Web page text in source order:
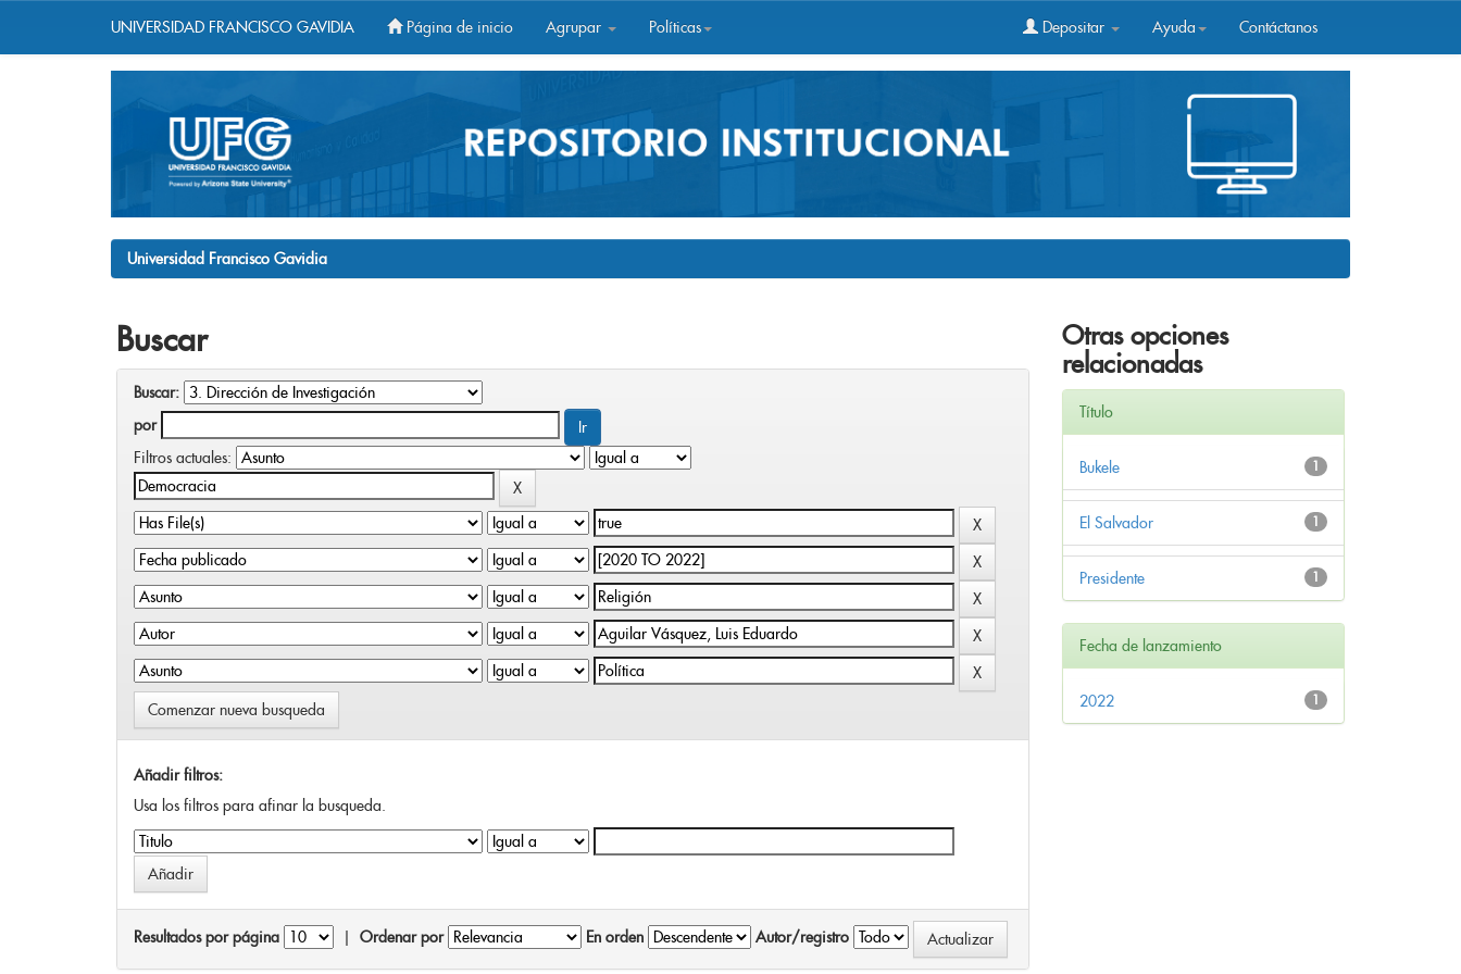
UNIVERSIDAD FRANCISCO GAVIDIA Página de inicio Agrupar Políticas Depositar Ayuda Contáctanos
Universidad Francisco Gavidia
Buscar
Buscar:
por
Filtros actuales:
Comenzar nueva busqueda
Añadir filtros:
Usa los filtros para afinar la busqueda.
Resultados por página Ordenar por En orden Autor/registro
Otras opciones
relacionadas
Título
1
Bukele
1
El Salvador
1
Presidente
Fecha de lanzamiento
1
2022